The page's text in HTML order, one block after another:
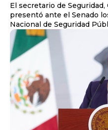
El secretario de Seguridad,
presentó ante el Senado
Nacional de Seguridad